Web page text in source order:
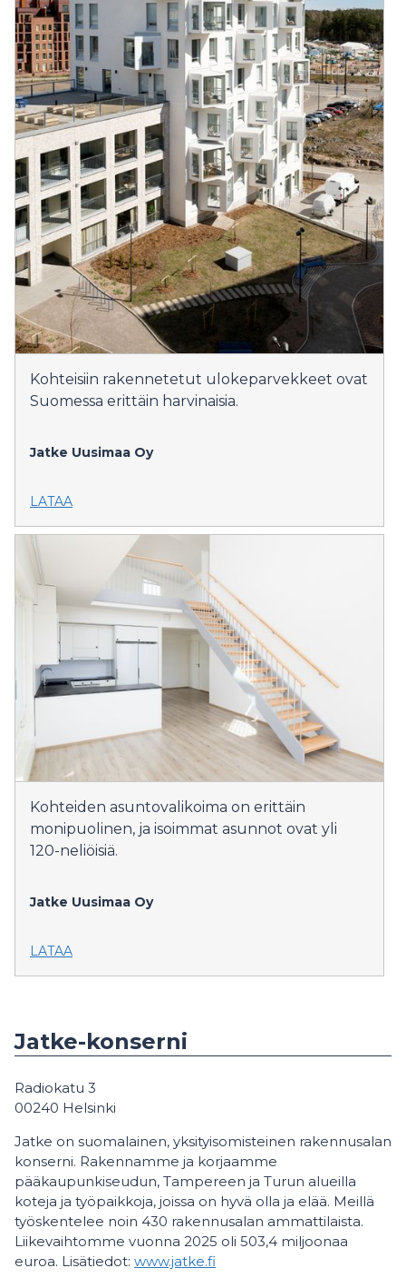
Kohteisiin rakennetetut ulokeparvekkeet ovat
Suomessa erittäin harvinaisia.
Jatke Uusimaa Oy
LATAA
Kohteiden asuntovalikoima on erittäin
monipuolinen, ja isoimmat asunnot ovat yli
120-neliöisiä.
Jatke Uusimaa Oy
LATAA
Jatke-konserni
Radiokatu 3
00240 Helsinki
Jatke on suomalainen, yksityisomisteinen rakennusalan
konserni. Rakennamme ja korjaamme
pääkaupunkiseudun, Tampereen ja Turun alueilla
koteja ja työpaikkoja, joissa on hyvä olla ja elää. Meillä
työskentelee noin 430 rakennusalan ammattilaista.
Liikevaihtomme vuonna 2025 oli 503,4 miljoonaa
euroa. Lisätiedot: www.jatke.fi